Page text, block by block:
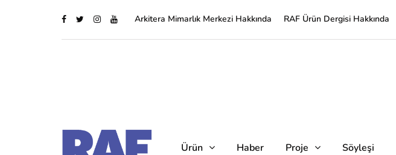
Arkitera Mimarlık Merkezi Hakkında RAF Ürün Dergisi Hakkında
Ürün Haber Proje Söyleşi